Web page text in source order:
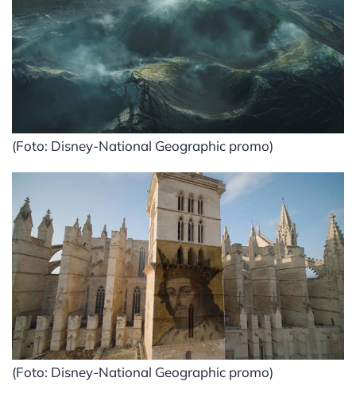
(Foto: Disney-National Geographic promo)
(Foto: Disney-National Geographic promo)